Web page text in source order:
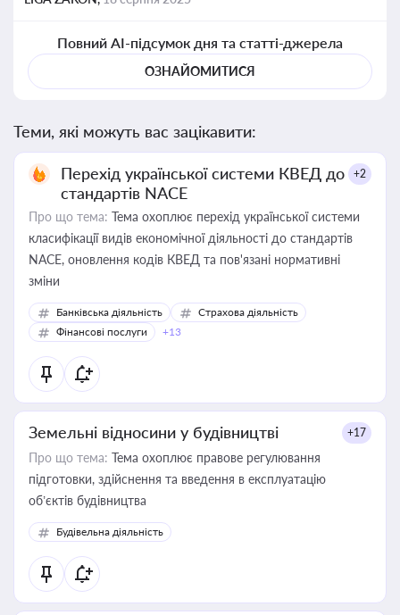
Повний AI-підсумок дня та статті-джерела
ОЗНАЙОМИТИСЯ
Теми, які можуть вас зацікавити:
Перехід української системи КВЕД до
стандартів NACE
+2
Про що тема: Тема охоплює перехід української системи
класифікації видів економічної діяльності до стандартів
NACE, оновлення кодів КВЕД та пов'язані нормативні
зміни
Банківська діяльність
Страхова діяльність
Фінансові послуги
+13
Земельні відносини у будівництві +17
Про що тема: Тема охоплює правове регулювання
підготовки, здійснення та введення в експлуатацію
об’єктів будівництва
Будівельна діяльність